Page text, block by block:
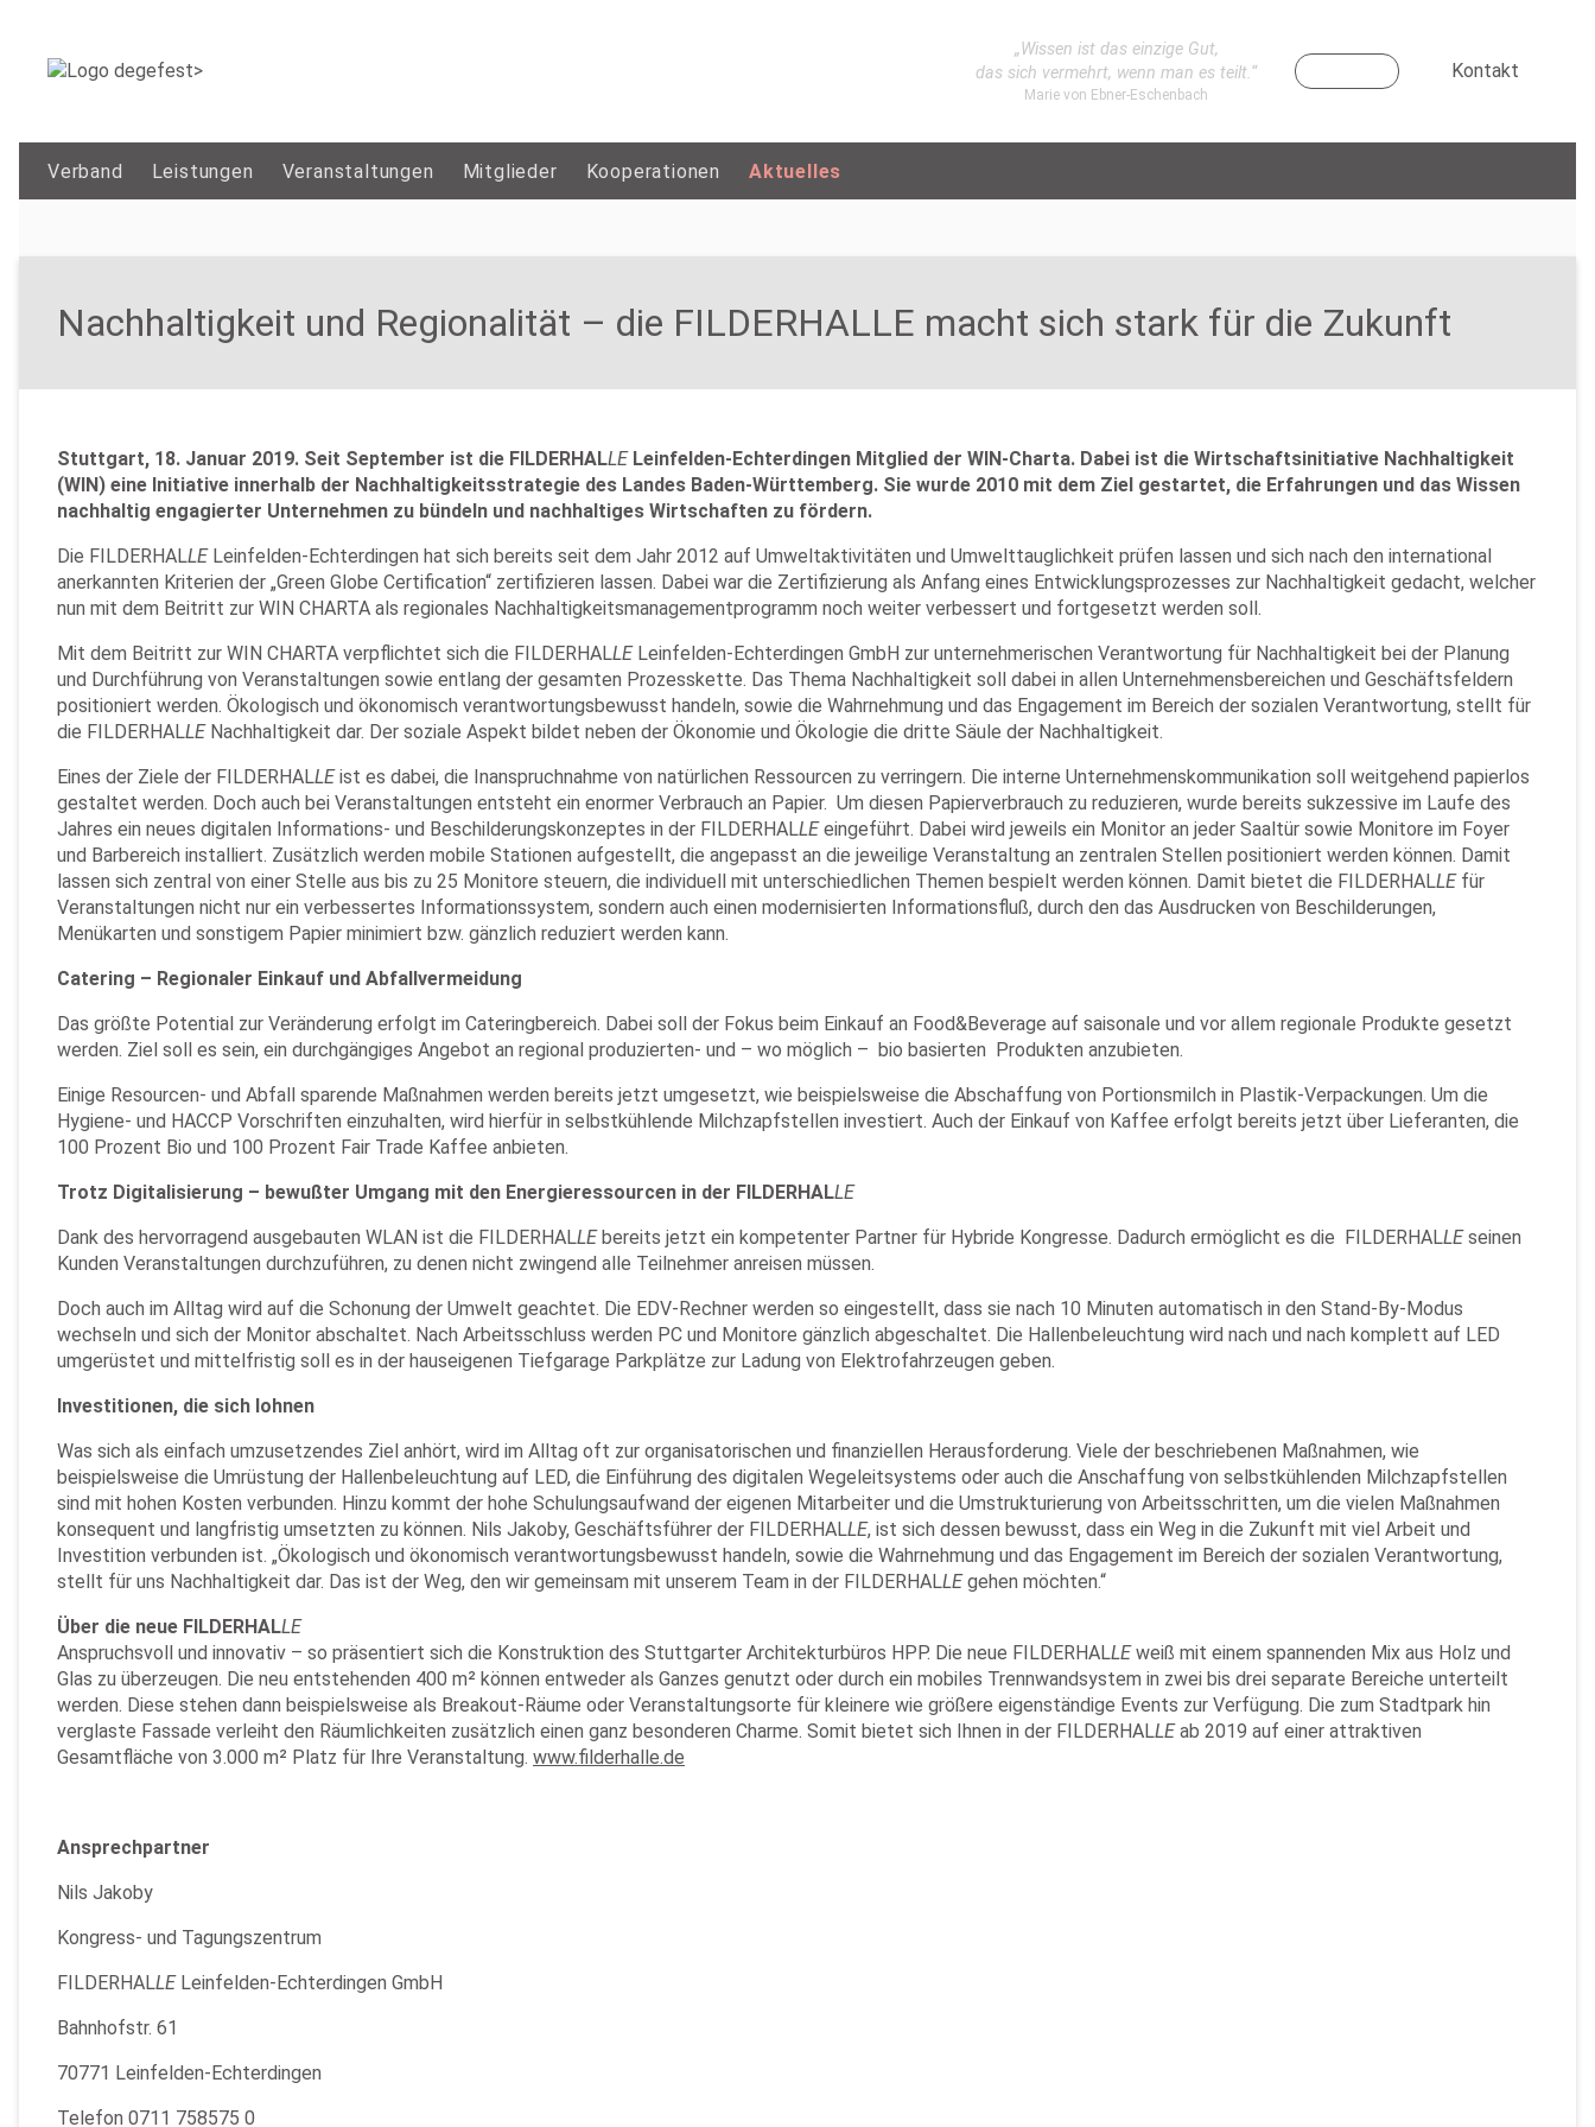
„Wissen ist das einzige Gut,
das sich vermehrt, wenn man es teilt.“
Marie von Ebner-Eschenbach
Kontakt
Verband Leistungen Veranstaltungen Mitglieder Kooperationen Aktuelles
Nachhaltigkeit und Regionalität – die FILDERHALLE macht sich stark für die Zukunft
Stuttgart, 18. Januar 2019. Seit September ist die FILDERHALLELeinfelden-Echterdingen Mitglied der WIN-Charta. Dabei ist die Wirtschaftsinitiative Nachhaltigkeit
(WIN) eine Initiative innerhalb der Nachhaltigkeitsstrategie des Landes Baden-Württemberg. Sie wurde 2010 mit dem Ziel gestartet, die Erfahrungen und das Wissen
nachhaltig engagierter Unternehmen zu bündeln und nachhaltiges Wirtschaften zu fördern.
Die FILDERHALLELeinfelden-Echterdingen hat sich bereits seit dem Jahr 2012 auf Umweltaktivitäten und Umwelttauglichkeit prüfen lassen und sich nach den international
anerkannten Kriterien der „Green Globe Certification“ zertifizieren lassen. Dabei war die Zertifizierung als Anfang eines Entwicklungsprozesses zur Nachhaltigkeit gedacht, welcher
nun mit dem Beitritt zur WIN CHARTA als regionales Nachhaltigkeitsmanagementprogramm noch weiter verbessert und fortgesetzt werden soll.
Mit dem Beitritt zur WIN CHARTA verpflichtet sich die FILDERHALLELeinfelden-Echterdingen GmbH zur unternehmerischen Verantwortung für Nachhaltigkeit bei der Planung
und Durchführung von Veranstaltungen sowie entlang der gesamten Prozesskette. Das Thema Nachhaltigkeit soll dabei in allen Unternehmensbereichen und Geschäftsfeldern
positioniert werden. Ökologisch und ökonomisch verantwortungsbewusst handeln, sowie die Wahrnehmung und das Engagement im Bereich der sozialen Verantwortung, stellt für
die FILDERHALLENachhaltigkeit dar. Der soziale Aspekt bildet neben der Ökonomie und Ökologie die dritte Säule der Nachhaltigkeit.
Eines der Ziele der FILDERHALLEist es dabei, die Inanspruchnahme von natürlichen Ressourcen zu verringern. Die interne Unternehmenskommunikation soll weitgehend papierlos
gestaltet werden. Doch auch bei Veranstaltungen entsteht ein enormer Verbrauch an Papier. Um diesen Papierverbrauch zu reduzieren, wurde bereits sukzessive im Laufe des
Jahres ein neues digitalen Informations- und Beschilderungskonzeptes in der FILDERHALLEeingeführt. Dabei wird jeweils ein Monitor an jeder Saaltür sowie Monitore im Foyer
und Barbereich installiert. Zusätzlich werden mobile Stationen aufgestellt, die angepasst an die jeweilige Veranstaltung an zentralen Stellen positioniert werden können. Damit
lassen sich zentral von einer Stelle aus bis zu 25 Monitore steuern, die individuell mit unterschiedlichen Themen bespielt werden können. Damit bietet die FILDERHALLEfür
Veranstaltungen nicht nur ein verbessertes Informationssystem, sondern auch einen modernisierten Informationsfluß, durch den das Ausdrucken von Beschilderungen,
Menükarten und sonstigem Papier minimiert bzw. gänzlich reduziert werden kann.
Catering – Regionaler Einkauf und Abfallvermeidung
Das größte Potential zur Veränderung erfolgt im Cateringbereich. Dabei soll der Fokus beim Einkauf an Food&Beverage auf saisonale und vor allem regionale Produkte gesetzt
werden. Ziel soll es sein, ein durchgängiges Angebot an regional produzierten- und – wo möglich – bio basierten Produkten anzubieten.
Einige Resourcen- und Abfall sparende Maßnahmen werden bereits jetzt umgesetzt, wie beispielsweise die Abschaffung von Portionsmilch in Plastik-Verpackungen. Um die
Hygiene- und HACCP Vorschriften einzuhalten, wird hierfür in selbstkühlende Milchzapfstellen investiert. Auch der Einkauf von Kaffee erfolgt bereits jetzt über Lieferanten, die
100 Prozent Bio und 100 Prozent Fair Trade Kaffee anbieten.
Trotz Digitalisierung – bewußter Umgang mit den Energieressourcen in der FILDERHALLE
Dank des hervorragend ausgebauten WLAN ist die FILDERHALLEbereits jetzt ein kompetenter Partner für Hybride Kongresse. Dadurch ermöglicht es die FILDERHALLEseinen
Kunden Veranstaltungen durchzuführen, zu denen nicht zwingend alle Teilnehmer anreisen müssen.
Doch auch im Alltag wird auf die Schonung der Umwelt geachtet. Die EDV-Rechner werden so eingestellt, dass sie nach 10 Minuten automatisch in den Stand-By-Modus
wechseln und sich der Monitor abschaltet. Nach Arbeitsschluss werden PC und Monitore gänzlich abgeschaltet. Die Hallenbeleuchtung wird nach und nach komplett auf LED
umgerüstet und mittelfristig soll es in der hauseigenen Tiefgarage Parkplätze zur Ladung von Elektrofahrzeugen geben.
Investitionen, die sich lohnen
Was sich als einfach umzusetzendes Ziel anhört, wird im Alltag oft zur organisatorischen und finanziellen Herausforderung. Viele der beschriebenen Maßnahmen, wie
beispielsweise die Umrüstung der Hallenbeleuchtung auf LED, die Einführung des digitalen Wegeleitsystems oder auch die Anschaffung von selbstkühlenden Milchzapfstellen
sind mit hohen Kosten verbunden. Hinzu kommt der hohe Schulungsaufwand der eigenen Mitarbeiter und die Umstrukturierung von Arbeitsschritten, um die vielen Maßnahmen
konsequent und langfristig umsetzten zu können. Nils Jakoby, Geschäftsführer der FILDERHALLE, ist sich dessen bewusst, dass ein Weg in die Zukunft mit viel Arbeit und
Investition verbunden ist. „Ökologisch und ökonomisch verantwortungsbewusst handeln, sowie die Wahrnehmung und das Engagement im Bereich der sozialen Verantwortung,
stellt für uns Nachhaltigkeit dar. Das ist der Weg, den wir gemeinsam mit unserem Team in der FILDERHALLEgehen möchten.“
Über die neue FILDERHALLE
Anspruchsvoll und innovativ – so präsentiert sich die Konstruktion des Stuttgarter Architekturbüros HPP. Die neue FILDERHALLEweiß mit einem spannenden Mix aus Holz und
Glas zu überzeugen. Die neu entstehenden 400 m² können entweder als Ganzes genutzt oder durch ein mobiles Trennwandsystem in zwei bis drei separate Bereiche unterteilt
werden. Diese stehen dann beispielsweise als Breakout-Räume oder Veranstaltungsorte für kleinere wie größere eigenständige Events zur Verfügung. Die zum Stadtpark hin
verglaste Fassade verleiht den Räumlichkeiten zusätzlich einen ganz besonderen Charme. Somit bietet sich Ihnen in der FILDERHALLEab 2019 auf einer attraktiven
Gesamtfläche von 3.000 m² Platz für Ihre Veranstaltung. www.filderhalle.de
Ansprechpartner
Nils Jakoby
Kongress- und Tagungszentrum
FILDERHALLELeinfelden-Echterdingen GmbH
Bahnhofstr. 61
70771 Leinfelden-Echterdingen
Telefon 0711 758575 0